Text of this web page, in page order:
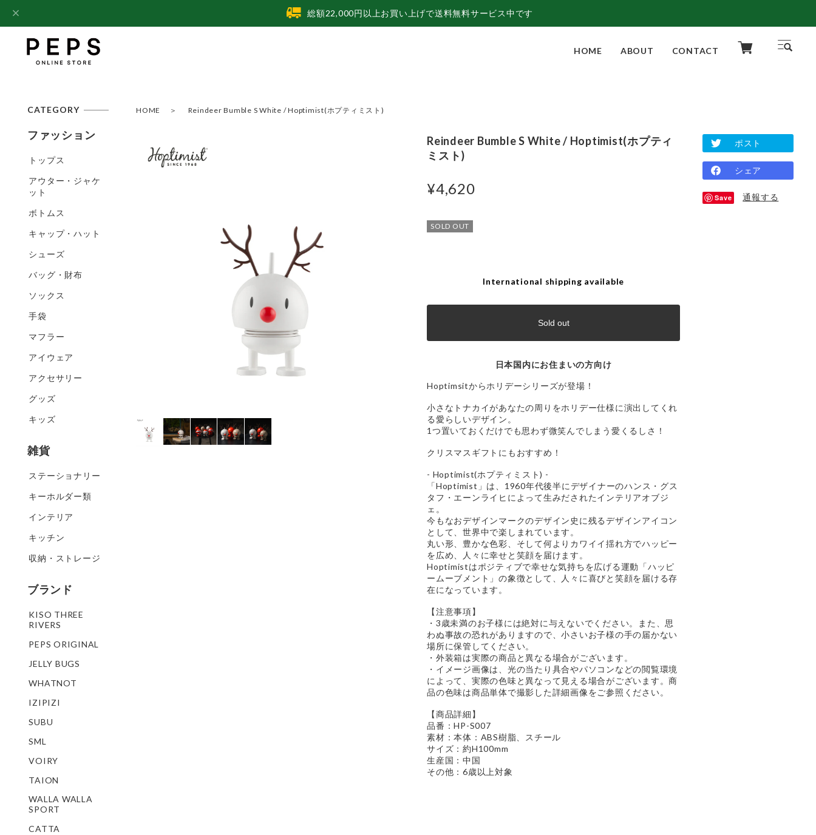
総額22,000円以上お買い上げで送料無料サービス中です
HOME ABOUT CONTACT
HOME Reindeer Bumble S White / Hoptimist(ホプティミスト)
Reindeer Bumble S White / Hoptimist(ホプティ
ミスト)
¥4,620
SOLD OUT
International shipping available
Sold out
日本国内にお住まいの方向け
Hoptimsitからホリデーシリーズが登場！
小さなトナカイがあなたの周りをホリデー仕様に演出してくれ
る愛らしいデザイン。
1つ置いておくだけでも思わず微笑んでしまう愛くるしさ！
クリスマスギフトにもおすすめ！
- Hoptimist(ホプティミスト) -
「Hoptimist」は、1960年代後半にデザイナーのハンス・グス
タフ・エーンライヒによって生みだされたインテリアオブジ
ェ。
今もなおデザインマークのデザイン史に残るデザインアイコン
として、世界中で楽しまれています。
丸い形、豊かな色彩、そして何よりカワイイ揺れ方でハッピー
を広め、人々に幸せと笑顔を届けます。
Hoptimistはポジティブで幸せな気持ちを広げる運動「ハッピ
ームーブメント」の象徴として、人々に喜びと笑顔を届ける存
在になっています。
【注意事項】
・3歳未満のお子様には絶対に与えないでください。また、思
わぬ事故の恐れがありますので、小さいお子様の手の届かない
場所に保管してください。
・外装箱は実際の商品と異なる場合がございます。
・イメージ画像は、光の当たり具合やパソコンなどの閲覧環境
によって、実際の色味と異なって見える場合がございます。商
品の色味は商品単体で撮影した詳細画像をご参照ください。
【商品詳細】
品番：HP-S007
素材：本体：ABS樹脂、スチール
サイズ：約H100mm
生産国：中国
その他：6歳以上対象
ポスト
シェア
Save 通報する
CATEGORY
ファッション
トップス
アウター・ジャケ
ット
ボトムス
キャップ・ハット
シューズ
バッグ・財布
ソックス
手袋
マフラー
アイウェア
アクセサリー
グッズ
キッズ
雑貨
ステーショナリー
キーホルダー類
インテリア
キッチン
収納・ストレージ
ブランド
KISO THREE
RIVERS
PEPS ORIGINAL
JELLY BUGS
WHATNOT
IZIPIZI
SUBU
SML
VOIRY
TAION
WALLA WALLA
SPORT
CATTA